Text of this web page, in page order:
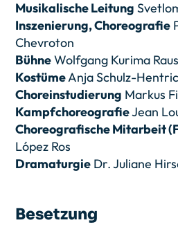
Musikalische Leitung
Inszenierung, Choreografie
Chevroton
BühneWolfgang Kurima
KostümeAnja Schulz-
Choreinstudierung Markus
KampfchoreografieJean
Choreografische Mitarbeit
López Ros
Dramaturgie Dr. Juliane
Besetzung